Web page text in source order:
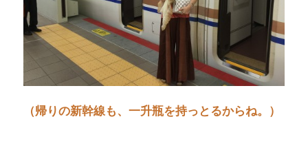
（帰りの新幹線も、一升瓶を持っとるからね。）